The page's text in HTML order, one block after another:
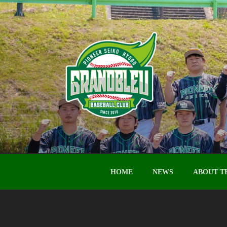
コ
ン
テ
ン
ツ
へ
ス
キ
ッ
プ
PIONEER SEIKO -
パイオニア精工株式会社野球部
HOME NEWS ABOUT